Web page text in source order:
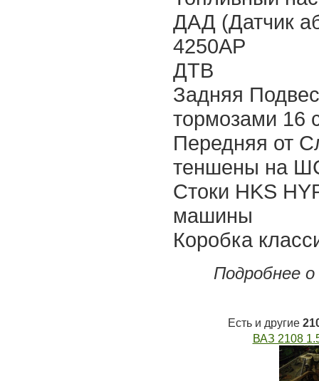
ДАД (Датчик
4250AP
ДТВ
Задняя
тормозами 16
Передняя от
теншены на
Стоки HKS
машины
Коробка
Подробнее
Есть и другие
ВАЗ 2108